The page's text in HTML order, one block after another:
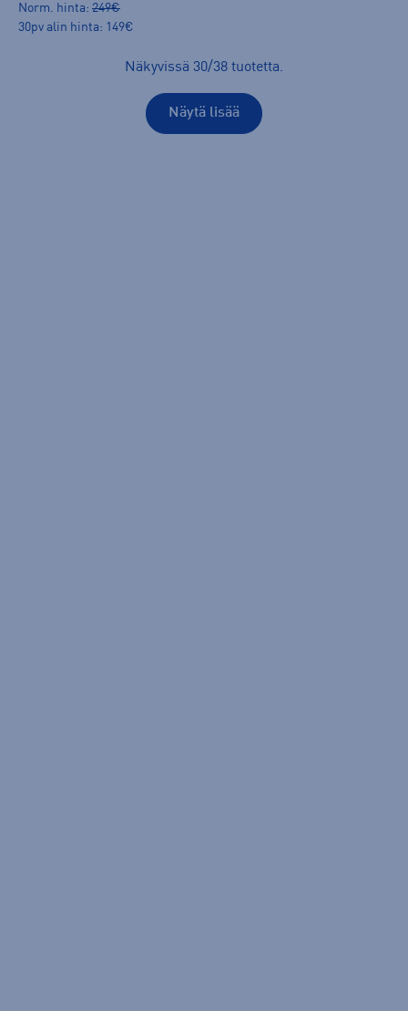
Norm. hinta: 249€
30pv alin hinta: 149€
Näkyvissä 30/38 tuotetta.
Näytä lisää